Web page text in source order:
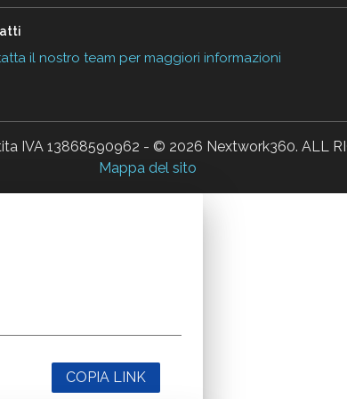
il nostro team per maggiori informazioni
IVA 13868590962 - © 2026 Nextwork360. ALL
Mappa del sito
COPIA LINK